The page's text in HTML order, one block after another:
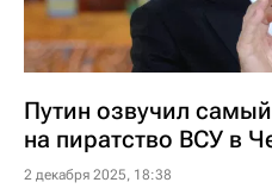
Путин озвучил
на пиратство ВСУ в
2 декабря 2025, 18:38